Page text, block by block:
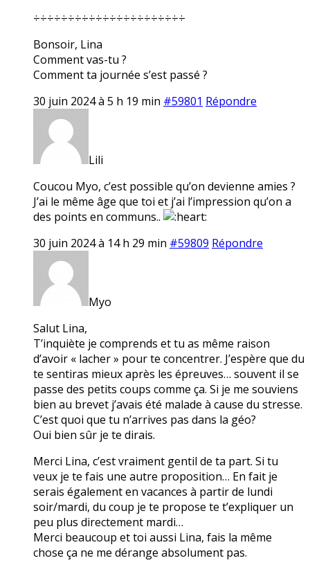
÷÷÷÷÷÷÷÷÷÷÷÷÷÷÷÷÷÷÷÷÷÷
Bonsoir, Lina
Comment vas-tu ?
Comment ta journée s’est passé ?
30 juin 2024 à 5 h 19 min #59801 Répondre
Lili
Coucou Myo, c’est possible qu’on devienne amies ?
J’ai le même âge que toi et j’ai l’impression qu’on a
des points en communs..
30 juin 2024 à 14 h 29 min #59809 Répondre
Myo
Salut Lina,
T’inquiète je comprends et tu as même raison
d’avoir « lacher » pour te concentrer. J’espère que du
te sentiras mieux après les épreuves… souvent il se
passe des petits coups comme ça. Si je me souviens
bien au brevet j’avais été malade à cause du stresse.
C’est quoi que tu n’arrives pas dans la géo?
Oui bien sûr je te dirais.
Merci Lina, c’est vraiment gentil de ta part. Si tu
veux je te fais une autre proposition… En fait je
serais également en vacances à partir de lundi
soir/mardi, du coup je te propose te t’expliquer un
peu plus directement mardi…
Merci beaucoup et toi aussi Lina, fais la même
chose ça ne me dérange absolument pas.